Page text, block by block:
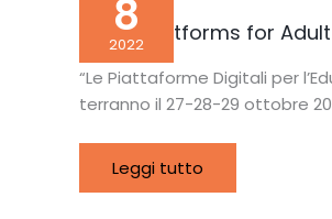
8
2022
Digital Platforms for
“Le Piattaforme Digitali per
terranno il 27-28-29 ottobre
for
Adult
Education:
5
workshops
in
Rome
27
to
29
October
Leggi tutto